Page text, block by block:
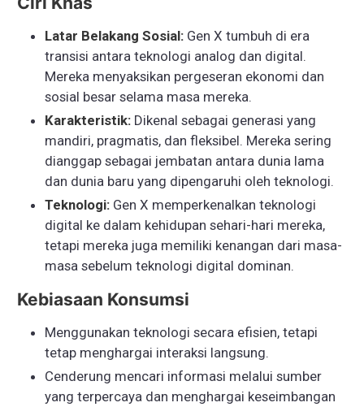
Latar Belakang Sosial:Gen X tumbuh di era
transisi antara teknologi analog dan digital.
Mereka menyaksikan pergeseran ekonomi dan
sosial besar selama masa mereka.
Karakteristik:Dikenal sebagai generasi yang
mandiri, pragmatis, dan fleksibel. Mereka sering
dianggap sebagai jembatan antara dunia lama
dan dunia baru yang dipengaruhi oleh teknologi.
Teknologi:Gen X memperkenalkan teknologi
digital ke dalam kehidupan sehari-hari mereka,
tetapi mereka juga memiliki kenangan dari masa-
masa sebelum teknologi digital dominan.
Kebiasaan Konsumsi
Menggunakan teknologi secara efisien, tetapi
tetap menghargai interaksi langsung.
Cenderung mencari informasi melalui sumber
yang terpercaya dan menghargai keseimbangan